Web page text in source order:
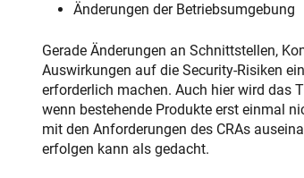
Änderungen der Betriebsumgebung
Gerade Änderungen an Schnittstellen,
Auswirkungen auf die Security-Risiken
erforderlich machen. Auch hier wird das
wenn bestehende Produkte erst einmal
mit den Anforderungen des CRAs
erfolgen kann als gedacht.